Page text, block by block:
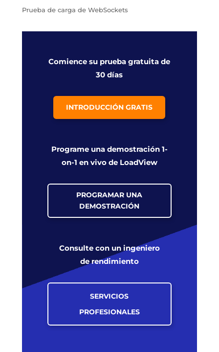
Prueba de carga de WebSockets
Comience su prueba gratuita de
30 días
INTRODUCCIÓN GRATIS
Programe una demostración 1-
on-1 en vivo de LoadView
PROGRAMAR UNA
DEMOSTRACIÓN
Consulte con un ingeniero
de rendimiento
SERVICIOS
PROFESIONALES